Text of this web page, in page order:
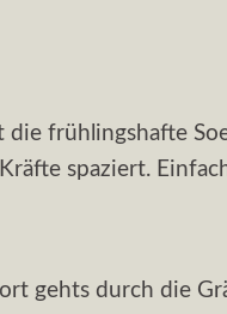
die frühlingshafte
spaziert.
gehts durch die